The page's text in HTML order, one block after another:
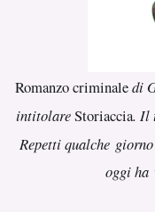
Romanzo criminaledi
intitolareStoriaccia. Il
Repetti qualche
oggi ha